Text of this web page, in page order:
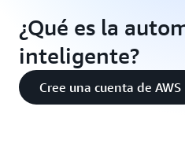
¿Qué es la
inteligente?
Cree una cuenta de AWS